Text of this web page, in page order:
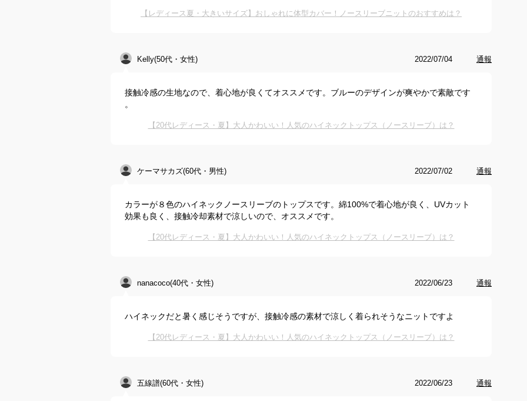
【レディース夏・大きいサイズ】おしゃれに体型カバー！ノースリーブニットのおすすめは？
Kelly(50代・女性) 2022/07/04 通報
接触冷感の生地なので、着心地が良くてオススメです。ブルーのデザインが爽やかで素敵です
。
【20代レディース・夏】大人かわいい！人気のハイネックトップス（ノースリーブ）は？
ケーマサカズ(60代・男性) 2022/07/02 通報
カラーが８色のハイネックノースリーブのトップスです。綿100%で着心地が良く、UVカット
効果も良く、接触冷却素材で涼しいので、オススメです。
【20代レディース・夏】大人かわいい！人気のハイネックトップス（ノースリーブ）は？
nanacoco(40代・女性) 2022/06/23 通報
ハイネックだと暑く感じそうですが、接触冷感の素材で涼しく着られそうなニットですよ
【20代レディース・夏】大人かわいい！人気のハイネックトップス（ノースリーブ）は？
五線譜(60代・女性) 2022/06/23 通報